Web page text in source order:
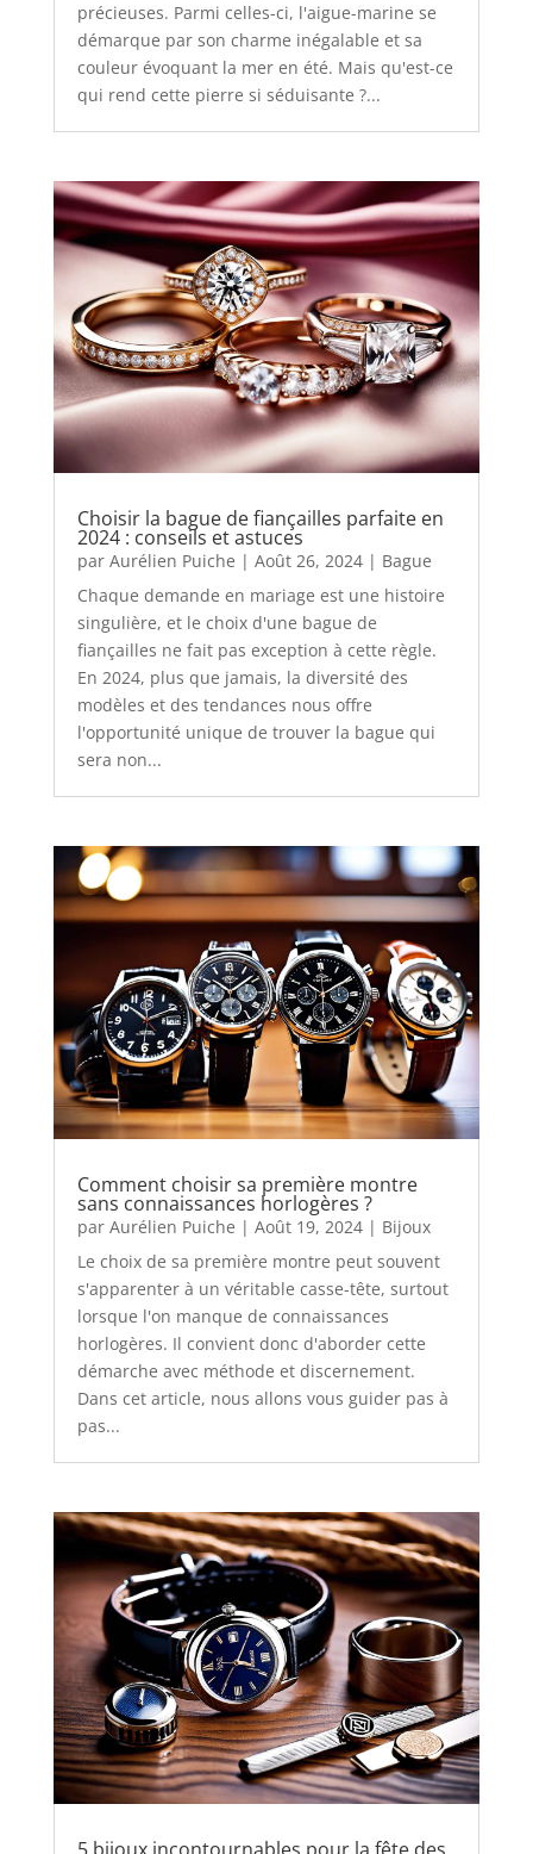
précieuses. Parmi celles-ci, l'aigue-marine se
démarque par son charme inégalable et sa
couleur évoquant la mer en été. Mais qu'est-ce
qui rend cette pierre si séduisante ?...
Choisir la bague de fiançailles parfaite en
2024 : conseils et astuces
par Aurélien Puiche | Août 26, 2024| Bague
Chaque demande en mariage est une histoire
singulière, et le choix d'une bague de
fiançailles ne fait pas exception à cette règle.
En 2024, plus que jamais, la diversité des
modèles et des tendances nous offre
l'opportunité unique de trouver la bague qui
sera non...
Comment choisir sa première montre
sans connaissances horlogères ?
par Aurélien Puiche | Août 19, 2024| Bijoux
Le choix de sa première montre peut souvent
s'apparenter à un véritable casse-tête, surtout
lorsque l'on manque de connaissances
horlogères. Il convient donc d'aborder cette
démarche avec méthode et discernement.
Dans cet article, nous allons vous guider pas à
pas...